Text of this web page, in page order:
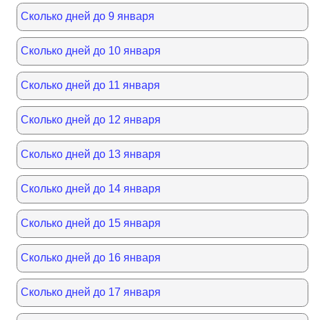
Сколько дней до 9 января
Сколько дней до 10 января
Сколько дней до 11 января
Сколько дней до 12 января
Сколько дней до 13 января
Сколько дней до 14 января
Сколько дней до 15 января
Сколько дней до 16 января
Сколько дней до 17 января